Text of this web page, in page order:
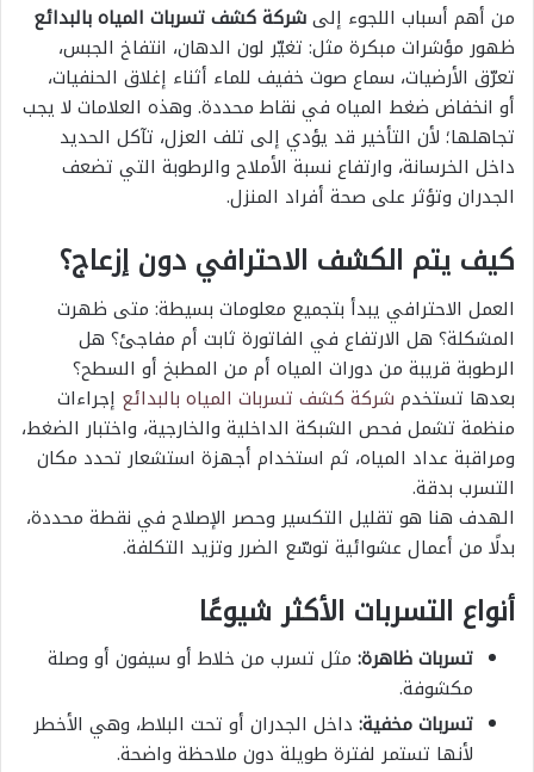
من أهم أسباب اللجوء إلىشركة كشف تسربات المياه بالبدائع
ظهور مؤشرات مبكرة مثل: تغيّر لون الدهان، انتفاخ الجبس،
تعرّق الأرضيات، سماع صوت خفيف للماء أثناء إغلاق الحنفيات،
أو انخفاض ضغط المياه في نقاط محددة. وهذه العلامات لا يجب
تجاهلها؛ لأن التأخير قد يؤدي إلى تلف العزل، تآكل الحديد
داخل الخرسانة، وارتفاع نسبة الأملاح والرطوبة التي تضعف
الجدران وتؤثر على صحة أفراد المنزل.
كيف يتم الكشف الاحترافي دون إزعاج؟
العمل الاحترافي يبدأ بتجميع معلومات بسيطة: متى ظهرت
المشكلة؟ هل الارتفاع في الفاتورة ثابت أم مفاجئ؟ هل
الرطوبة قريبة من دورات المياه أم من المطبخ أو السطح؟
بعدها تستخدم شركة كشف تسربات المياه بالبدائع إجراءات
منظمة تشمل فحص الشبكة الداخلية والخارجية، واختبار الضغط،
ومراقبة عداد المياه، ثم استخدام أجهزة استشعار تحدد مكان
التسرب بدقة.
الهدف هنا هو تقليل التكسير وحصر الإصلاح في نقطة محددة،
بدلًا من أعمال عشوائية توسّع الضرر وتزيد التكلفة.
أنواع التسربات الأكثر شيوعًا
تسربات ظاهرة: مثل تسرب من خلاط أو سيفون أو وصلة
مكشوفة.
تسربات مخفية: داخل الجدران أو تحت البلاط، وهي الأخطر
لأنها تستمر لفترة طويلة دون ملاحظة واضحة.